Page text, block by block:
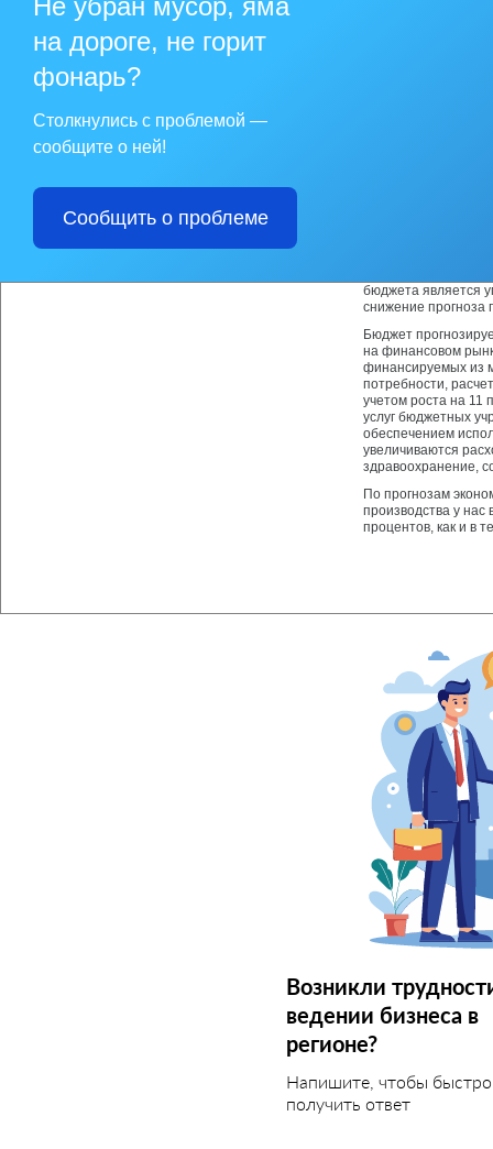
Не убран мусор, яма
на дороге, не горит
фонарь?
Столкнулись с проблемой —
сообщите о ней!
Сообщить о проблеме
Возникли
ведении бизнеса в
регионе?
Напишите, чтобы быстро
получить ответ
бюджета является
снижение прогноза
Бюджет
на финансовом
финансируемых из
потребности,
учетом роста на 11
услуг бюджетных
обеспечением
увеличиваются
здравоохранение,
По прогнозам
производства у
процентов, как и в